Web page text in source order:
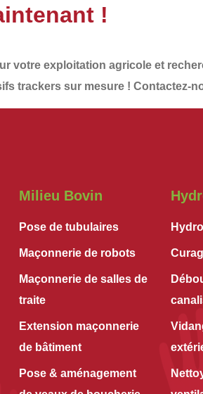
!
votre exploitation agricole et
trackers sur mesure ! Contactez-
Milieu Bovin
Pose de tubulaires
Maçonnerie de robots
Maçonnerie de salles de
traite
Extension maçonnerie
de bâtiment
Pose & aménagement